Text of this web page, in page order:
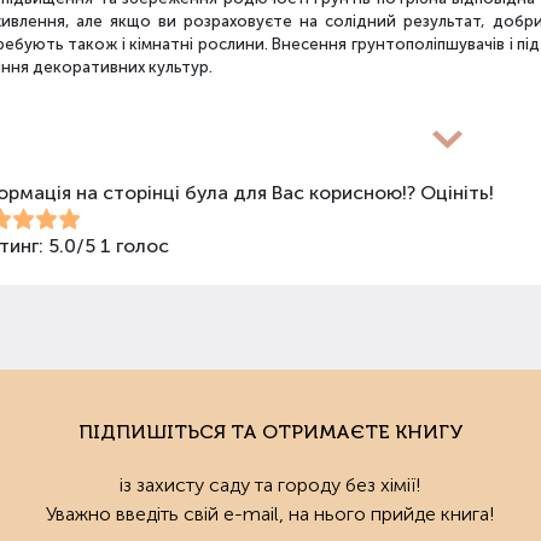
але якщо ви розраховуєте на солідний результат,
також і кімнатні рослини. Внесення грунтополіпшувачів і
декоративних культур.
засобів для покращення властивостей ґрунту
поживних якостей ґрунту використовуються різні
змішаного типу, стимулятори росту та бактеріологічні препарати.
не можна використовувати бездумно, треба знати, що й для
та ін. Ці засоби екологічні та безпечні для овочів. Вони
та вологообміну. Органічні складники є їжею для
можна застосовувати починаючи з весни та до осені.
Їх можна використовувати й при сівбі насіння, і для квітучих
на сторінці була для Вас корисною!? Оцініть!
5.0/5 1 голос
ПІДПИШІТЬСЯ ТА ОТРИМАЄТЕ КНИГУ
із захисту саду та городу без хімії!
Уважно введіть свій e-mail, на нього прийде книга!